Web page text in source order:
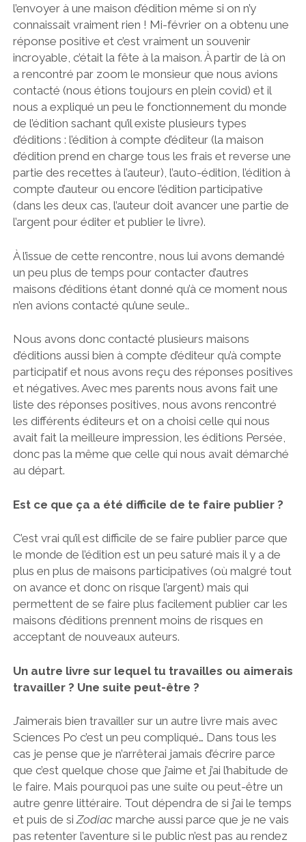
l’envoyer à une maison d’édition même si on n’y
connaissait vraiment rien ! Mi-février on a obtenu une
réponse positive et c’est vraiment un souvenir
incroyable, c’était la fête à la maison. À partir de là on
a rencontré par zoom le monsieur que nous avions
contacté (nous étions toujours en plein covid) et il
nous a expliqué un peu le fonctionnement du monde
de l’édition sachant qu’il existe plusieurs types
d’éditions : l’édition à compte d’éditeur (la maison
d’édition prend en charge tous les frais et reverse une
partie des recettes à l’auteur), l’auto-édition, l’édition à
compte d’auteur ou encore l’édition participative
(dans les deux cas, l’auteur doit avancer une partie de
l’argent pour éditer et publier le livre).
À l’issue de cette rencontre, nous lui avons demandé
un peu plus de temps pour contacter d’autres
maisons d’éditions étant donné qu’à ce moment nous
n’en avions contacté qu’une seule..
Nous avons donc contacté plusieurs maisons
d’éditions aussi bien à compte d’éditeur qu’à compte
participatif et nous avons reçu des réponses positives
et négatives. Avec mes parents nous avons fait une
liste des réponses positives, nous avons rencontré
les différents éditeurs et on a choisi celle qui nous
avait fait la meilleure impression, les éditions Persée,
donc pas la même que celle qui nous avait démarché
au départ.
Est ce que ça a été difficile de te faire publier ?
C’est vrai qu’il est difficile de se faire publier parce que
le monde de l’édition est un peu saturé mais il y a de
plus en plus de maisons participatives (où malgré tout
on avance et donc on risque l’argent) mais qui
permettent de se faire plus facilement publier car les
maisons d’éditions prennent moins de risques en
acceptant de nouveaux auteurs.
Un autre livre sur lequel tu travailles ou aimerais
travailler ? Une suite peut-être ?
J’aimerais bien travailler sur un autre livre mais avec
Sciences Po c’est un peu compliqué… Dans tous les
cas je pense que je n’arrêterai jamais d’écrire parce
que c’est quelque chose que j’aime et j’ai l’habitude de
le faire. Mais pourquoi pas une suite ou peut-être un
autre genre littéraire. Tout dépendra de si j’ai le temps
et puis de siZodiacmarche aussi parce que je ne vais
pas retenter l’aventure si le public n’est pas au rendez